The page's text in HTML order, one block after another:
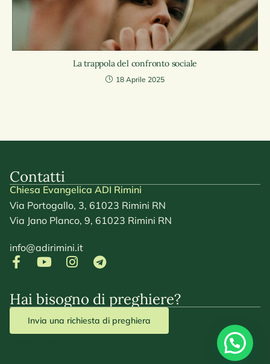
La trappola del confronto sociale
18 Aprile 2025
Contatti
Chiesa Evangelica ADI Rimini
Via Portogallo, 3, 61023 Rimini RN
Via Jano Planco, 9, 61023 Rimini RN
info@adirimini.it
Hai bisogno di preghiere?
Invia una richiesta di preghiera